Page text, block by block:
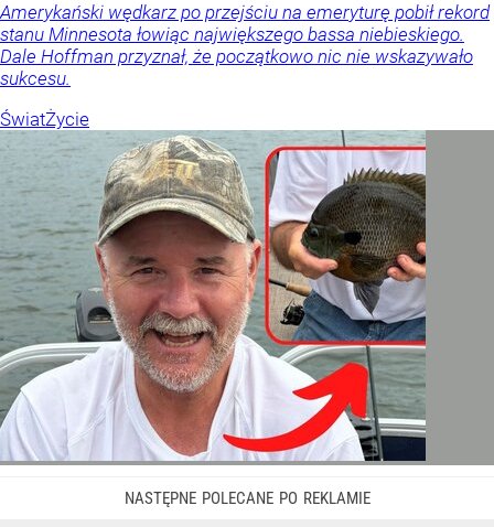
Amerykański wędkarz po przejściu na emeryturę pobił rekord
stanu Minnesota łowiąc największego bassa niebieskiego.
Dale Hoffman przyznał, że początkowo nic nie wskazywało
sukcesu.
ŚwiatŻycie